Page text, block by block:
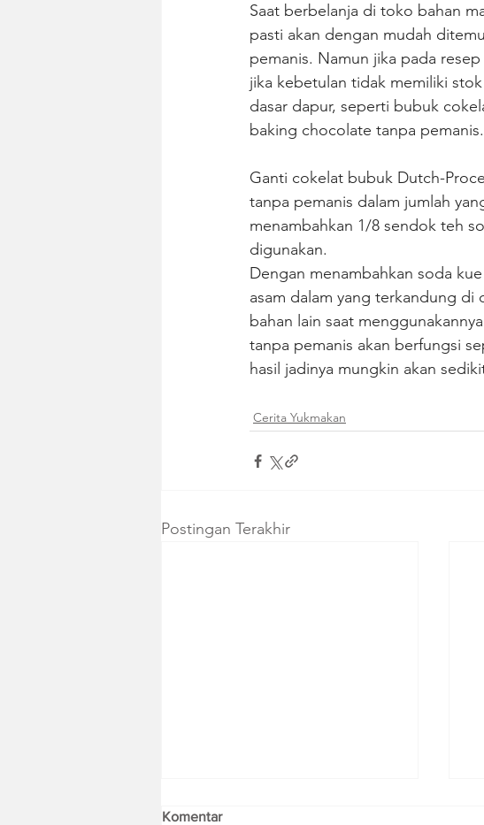
Saat berbelanja di toko bahan
pasti akan dengan mudah
pemanis. Namun jika pada
jika kebetulan tidak memiliki
dasar dapur, seperti bubuk
baking chocolate tanpa pemanis.
Ganti cokelat bubuk Dutch-
tanpa pemanis dalam jumlah
menambahkan 1/8 sendok teh
digunakan.
Dengan menambahkan soda
asam dalam yang terkandung di
bahan lain saat
tanpa pemanis akan berfungsi
hasil jadinya mungkin akan
Cerita Yukmakan
Postingan Terakhir
Komentar